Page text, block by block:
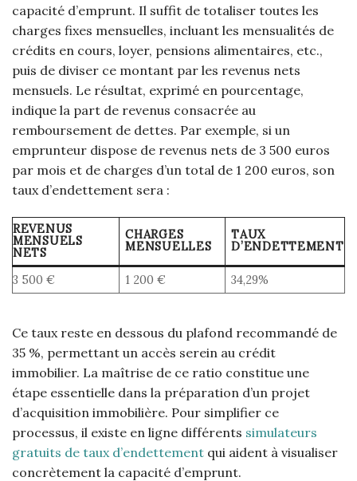
capacité d’emprunt. Il suffit de totaliser toutes les
charges fixes mensuelles, incluant les mensualités de
crédits en cours, loyer, pensions alimentaires, etc.,
puis de diviser ce montant par les revenus nets
mensuels. Le résultat, exprimé en pourcentage,
indique la part de revenus consacrée au
remboursement de dettes. Par exemple, si un
emprunteur dispose de revenus nets de 3 500 euros
par mois et de charges d’un total de 1 200 euros, son
taux d’endettement sera :
REVENUS
MENSUELS
NETS
CHARGES
MENSUELLES
TAUX
D’ENDETTEMENT
3 500 € 1 200 € 34,29%
Ce taux reste en dessous du plafond recommandé de
35 %, permettant un accès serein au crédit
immobilier. La maîtrise de ce ratio constitue une
étape essentielle dans la préparation d’un projet
d’acquisition immobilière. Pour simplifier ce
processus, il existe en ligne différents simulateurs
gratuits de taux d’endettement qui aident à visualiser
concrètement la capacité d’emprunt.